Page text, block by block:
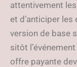
attentivement
et d’anticiper les
version de base
sitôt
offre payante